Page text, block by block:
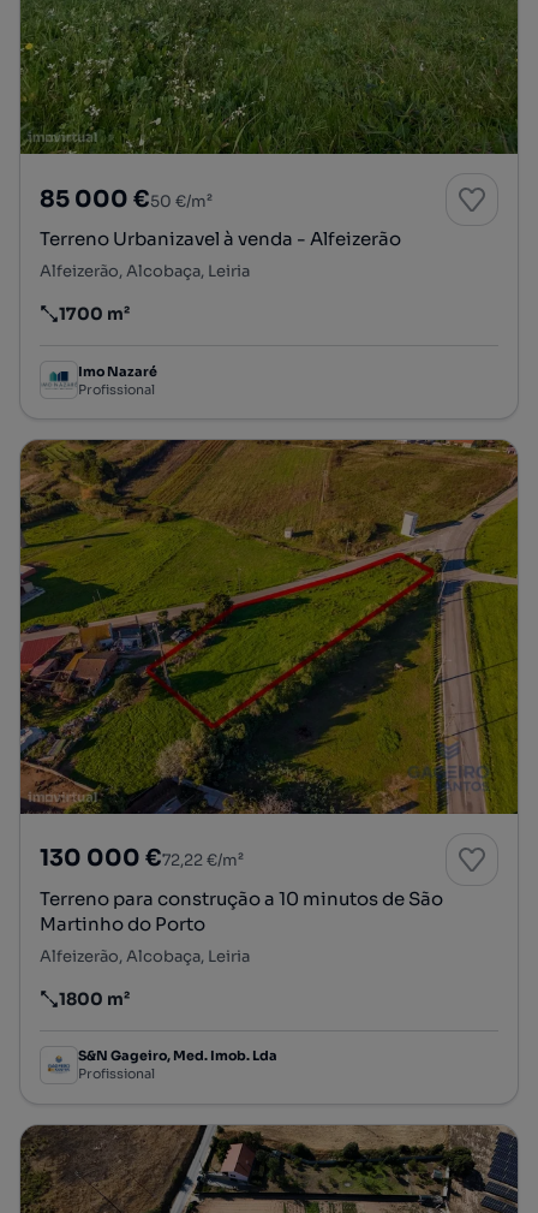
85 000 €50 €/m²
Terreno Urbanizavel à venda - Alfeizerão
Alfeizerão, Alcobaça, Leiria
Preço por metro quadrado
1700 m²
Imo Nazaré
Profissional
130 000 €72,22 €/m²
Terreno para construção a 10 minutos de São
Martinho do Porto
Alfeizerão, Alcobaça, Leiria
Preço por metro quadrado
1800 m²
S&N Gageiro, Med. Imob. Lda
Profissional